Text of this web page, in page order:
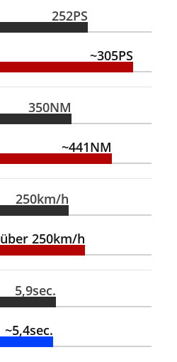
252PS
~305PS
350NM
~441NM
250km/h
über 250km/h
5,9sec.
~5,4sec.